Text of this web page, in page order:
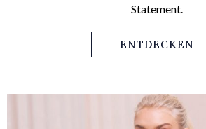
Statement.
ENTDECKEN